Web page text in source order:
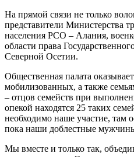
На прямой связи не только
представители Министерства
населения РСО – Алания,
области права
Северной Осетии.
Общественная палата
мобилизованных, а также
– отцов семейств при
опекой находятся 25 таких
необходимо наше участие, там
пока наши доблестные
Мы вместе и только так,